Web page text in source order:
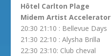
Hôtel Carlton Plage
Midem Artist Accelerator
20:30 21:10 : Bellevue Days
21:30 22:10 : Alysha Brilla
22:30 23:10: Club cheval